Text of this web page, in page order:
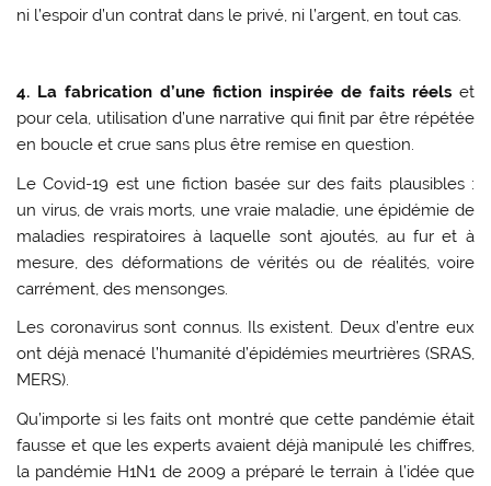
ni l’espoir d’un contrat dans le privé, ni l’argent, en tout cas.
4. La fabrication d’une fiction inspirée de faits réelset
pour cela, utilisation d’une narrative qui finit par être répétée
en boucle et crue sans plus être remise en question.
Le Covid-19 est une fiction basée sur des faits plausibles :
un virus, de vrais morts, une vraie maladie, une épidémie de
maladies respiratoires à laquelle sont ajoutés, au fur et à
mesure, des déformations de vérités ou de réalités, voire
carrément, des mensonges.
Les coronavirus sont connus. Ils existent. Deux d’entre eux
ont déjà menacé l’humanité d’épidémies meurtrières (SRAS,
MERS).
Qu’importe si les faits ont montré que cette pandémie était
fausse et que les experts avaient déjà manipulé les chiffres,
la pandémie H1N1 de 2009 a préparé le terrain à l’idée que